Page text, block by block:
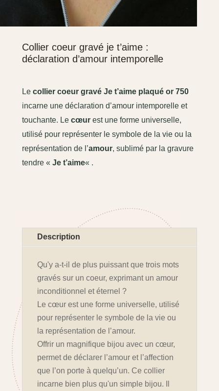
Collier coeur gravé je t’aime :
déclaration d’amour intemporelle
Le collier coeur gravé Je t’aime plaqué or 750
incarne une déclaration d’amour intemporelle et
touchante. Le cœurest une forme universelle,
utilisé pour représenter le symbole de la vie ou la
représentation de l’amour, sublimé par la gravure
tendre « Je t’aime« .
Description
Qu'y a-t-il de plus puissant que trois mots
gravés sur un coeur, exprimant un amour
inconditionnel et éternel ?
Le cœur est une forme universelle, utilisé
pour représenter le symbole de la vie ou
la représentation de l’amour.
Offrir un magnifique bijou avec un cœur,
permet de déclarer l’amour et l’affection
que l’on porte à quelqu’un. Ce collier
incarne bien plus qu'un simple bijou. Il